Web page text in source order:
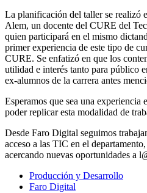
La planificación del taller se realizó
Alem, un docente del CURE del
quien participará en el mismo
primer experiencia de este tipo de
CURE. Se enfatizó en que los
utilidad e interés tanto para público
ex-alumnos de la carrera antes
Esperamos que sea una experiencia
poder replicar esta modalidad de
Desde Faro Digital seguimos
acceso a las TIC en el
acercando nuevas oportunidades a
Producción y Desarrollo
Faro Digital